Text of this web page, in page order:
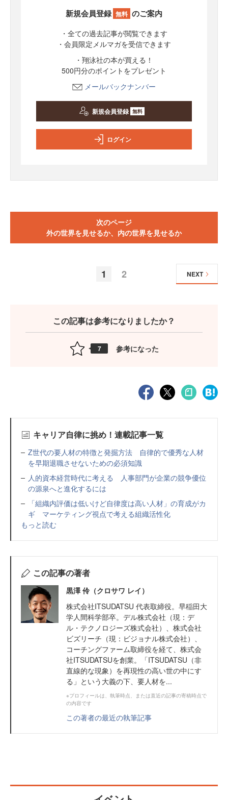
新規会員登録 無料 のご案内
・全ての過去記事が閲覧できます
・会員限定メルマガを受信できます
・翔泳社の本が買える！
500円分のポイントをプレゼント
メールバックナンバー
新規会員登録 無料
ログイン
次のページ
外の世界を見せるか、内の世界を見せるか
1 2 NEXT
この記事は参考になりましたか？
7 参考になった
キャリア自律に挑め！連載記事一覧
Z世代の要人材の特徴と発掘方法 自律的で優秀な人材
を早期退職させないための必須知識
人的資本経営時代に考える 人事部門が企業の競争優位
の源泉へと進化するには
「組織内評価は低いけど自律度は高い人材」の育成がカ
ギ マーケティング視点で考える組織活性化
もっと読む
この記事の著者
黒澤 伶（クロサワ レイ）
株式会社ITSUDATSU 代表取締役。早稲田大
学人間科学部卒。デル株式会社（現：デ
ル・テクノロジーズ株式会社）、株式会社
ビズリーチ（現：ビジョナル株式会社）、
コーチングファーム取締役を経て、株式会
社ITSUDATSUを創業。「ITSUDATSU（非
直線的な現象）を再現性の高い世の中にす
る」という大義の下、要人材を...
※プロフィールは、執筆時点、または直近の記事の寄稿時点で
の内容です
この著者の最近の執筆記事